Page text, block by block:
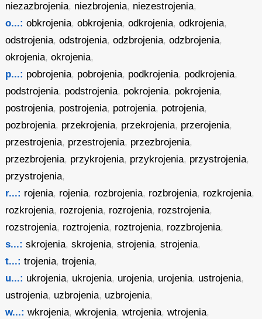
niezazbrojenia, niezbrojenia, niezestrojenia,
o...: obkrojenia,obkrojenia,odkrojenia,odkrojenia,
odstrojenia,odstrojenia,odzbrojenia,odzbrojenia,
okrojenia,okrojenia,
p...: pobrojenia, pobrojenia, podkrojenia, podkrojenia,
podstrojenia, podstrojenia, pokrojenia, pokrojenia,
postrojenia, postrojenia, potrojenia, potrojenia,
pozbrojenia, przekrojenia, przekrojenia, przerojenia,
przestrojenia, przestrojenia, przezbrojenia,
przezbrojenia, przykrojenia, przykrojenia, przystrojenia,
przystrojenia,
r...: rojenia, rojenia, rozbrojenia, rozbrojenia, rozkrojenia,
rozkrojenia, rozrojenia, rozrojenia, rozstrojenia,
rozstrojenia, roztrojenia, roztrojenia, rozzbrojenia,
s...: skrojenia,skrojenia,strojenia,strojenia,
t...: trojenia,trojenia,
u...: ukrojenia, ukrojenia, urojenia, urojenia, ustrojenia,
ustrojenia, uzbrojenia, uzbrojenia,
w...: wkrojenia,wkrojenia,wtrojenia,wtrojenia,